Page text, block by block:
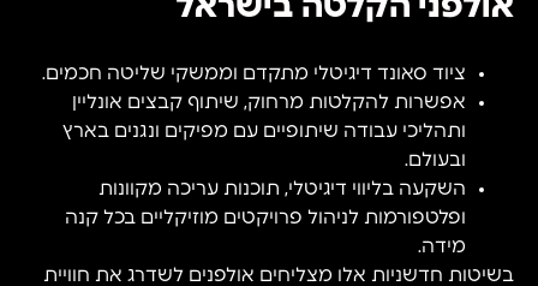
אולפני הקלטה בישראל
ציוד סאונד דיגיטלי מתקדם וממשקי שליטה חכמים.
אפשרות להקלטות מרחוק, שיתוף קבצים אונליין
ותהליכי עבודה שיתופיים עם מפיקים ונגנים בארץ
ובעולם.
השקעה בליווי דיגיטלי, תוכנות עריכה מקוונות
ופלטפורמות לניהול פרויקטים מוזיקליים בכל קנה
מידה.
בשיטות חדשניות אלו מצליחים אולפנים לשדרג את חוויית